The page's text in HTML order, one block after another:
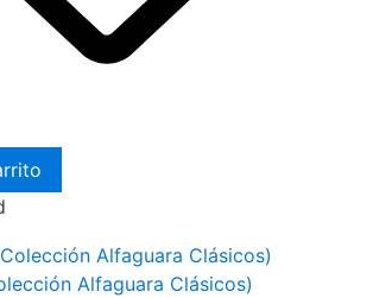
Alfaguara Clásicos)